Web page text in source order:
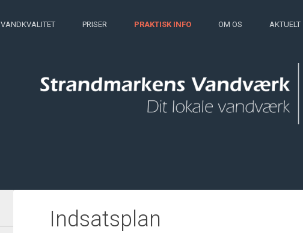
VANDKVALITET PRISER PRAKTISK INFO OM OS AKTUELT
Indsatsplan